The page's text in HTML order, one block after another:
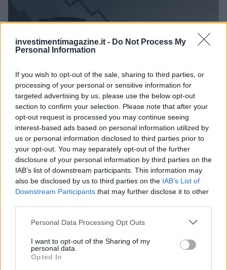
investimentimagazine.it - Do Not Process My
Personal Information
If you wish to opt-out of the sale, sharing to third parties, or
processing of your personal or sensitive information for
targeted advertising by us, please use the below opt-out
section to confirm your selection. Please note that after your
opt-out request is processed you may continue seeing
interest-based ads based on personal information utilized by
us or personal information disclosed to third parties prior to
your opt-out. You may separately opt-out of the further
disclosure of your personal information by third parties on the
IAB’s list of downstream participants. This information may
also be disclosed by us to third parties on the IAB’s List of
Downstream Participants that may further disclose it to other
Please note that this website/app uses one or more Google
not limited to your visit or usage behaviour. You may click to
grant or deny consent to Google and its third-party tags to
use your data for below specified purposes in below Google
Personal Data Processing Opt Outs
I want to opt-out of the Sharing of my
personal data.
Opted In
Petrolio in calo, Brent a 88.9 USD dopo un ribasso del 8.3%
Andrea Innocenti · 7 Ago 2026